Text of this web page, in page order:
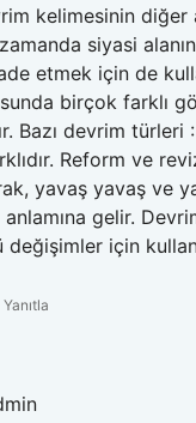
kelimesinin diğer
siyasi
etmek için de
birçok farklı
Bazı devrim türleri
Reform ve
yavaş yavaş ve
gelir.
için
Yanıtla